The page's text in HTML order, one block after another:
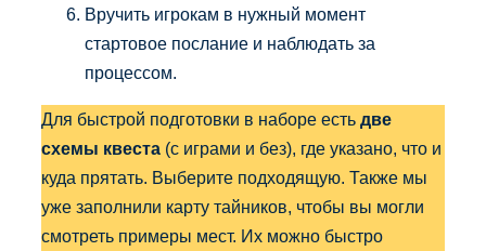
Вручить игрокам в нужный момент
стартовое послание и наблюдать за
процессом.
Для быстрой подготовки в наборе есть две
схемы квеста (с играми и без), где указано, что и
куда прятать. Выберите подходящую. Также мы
уже заполнили карту тайников, чтобы вы могли
смотреть примеры мест. Их можно быстро